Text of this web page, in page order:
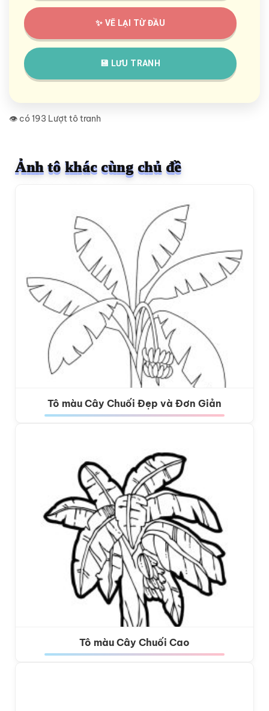
✨ VẼ LẠI TỪ ĐẦU
💾 LƯU TRANH
👁️ có 193 Lượt tô tranh
Ảnh tô khác cùng chủ đề
Tô màu Cây Chuối Đẹp và Đơn Giản
Tô màu Cây Chuối Cao